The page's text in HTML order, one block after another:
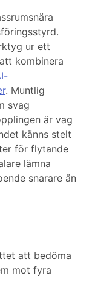
ur ett
kombinera
. Muntlig
svag
är vag
känns stelt
för flytande
lämna
snarare än
att bedöma
mot fyra